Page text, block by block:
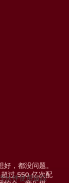
，都没问题。
过 550 亿次配
伙伴使用追踪